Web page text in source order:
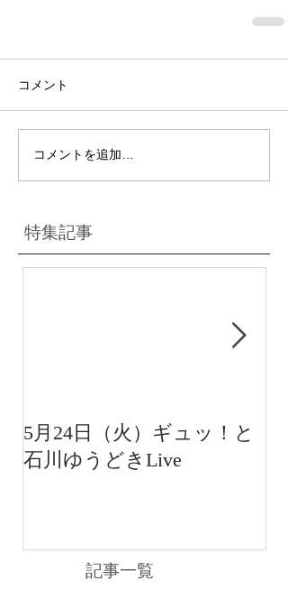
コメント
コメントを追加…
特集記事
5月24日（火）ギュッ！と
石川ゆうどきLive
記事一覧